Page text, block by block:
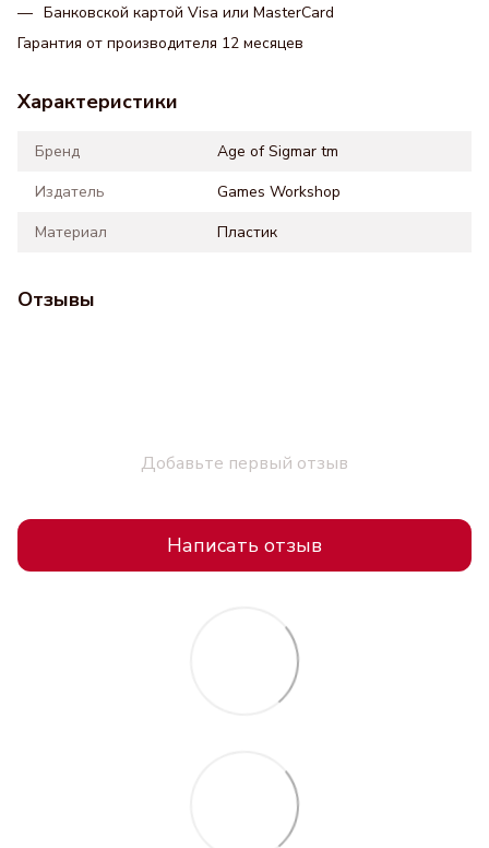
Банковской картой Visa или MasterCard
Гарантия от производителя 12 месяцев
Характеристики
Бренд
Age of Sigmar tm
Издатель
Games Workshop
Материал
Пластик
Отзывы
Добавьте первый отзыв
Написать отзыв